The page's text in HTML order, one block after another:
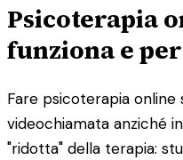
Psicoterapia
funziona e
Fare psicoterapia
videochiamata anziché
"ridotta" della terapia: